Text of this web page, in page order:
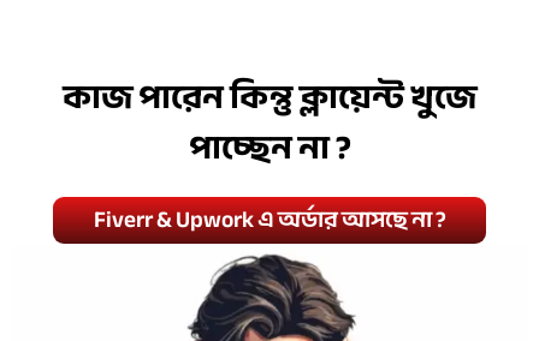
কাজ পারেন কিন্তু ক্লায়েন্ট খুজে
পাচ্ছেন না ?
Fiverr & Upwork এ অর্ডার আসছে না ?